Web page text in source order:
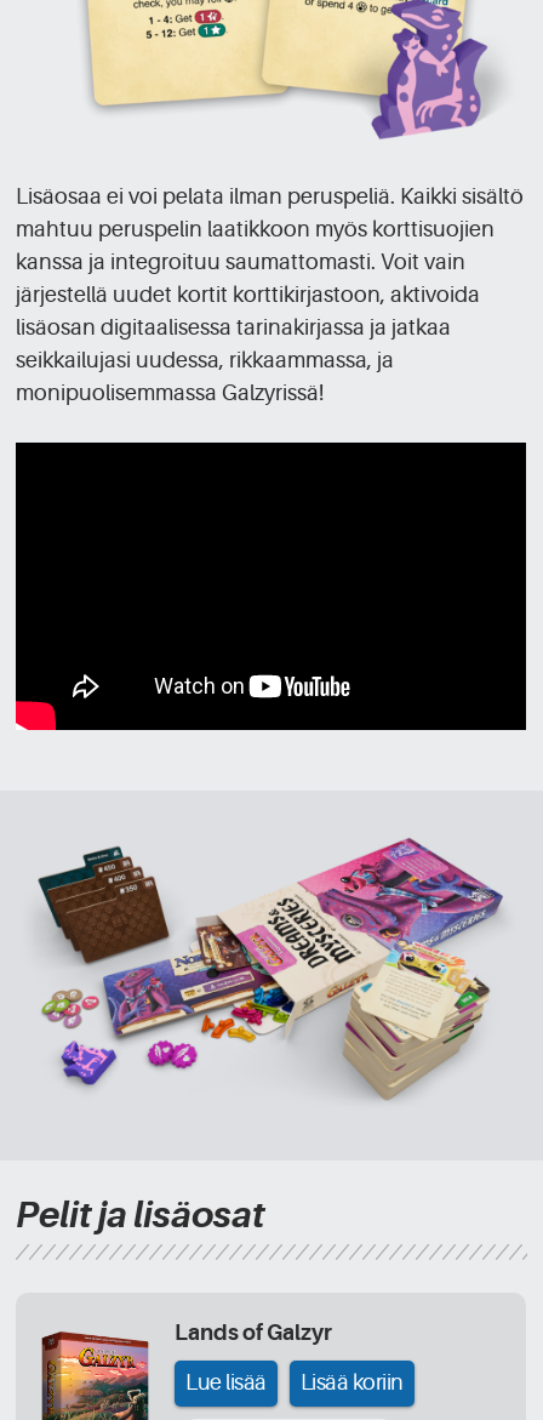
Lisäosaa ei voi pelata ilman peruspeliä. Kaikki sisältö
mahtuu peruspelin laatikkoon myös korttisuojien
kanssa ja integroituu saumattomasti. Voit vain
järjestellä uudet kortit korttikirjastoon, aktivoida
lisäosan digitaalisessa tarinakirjassa ja jatkaa
seikkailujasi uudessa, rikkaammassa, ja
monipuolisemmassa Galzyrissä!
Pelit ja lisäosat
Lands of Galzyr
Lue lisää Lisää koriin